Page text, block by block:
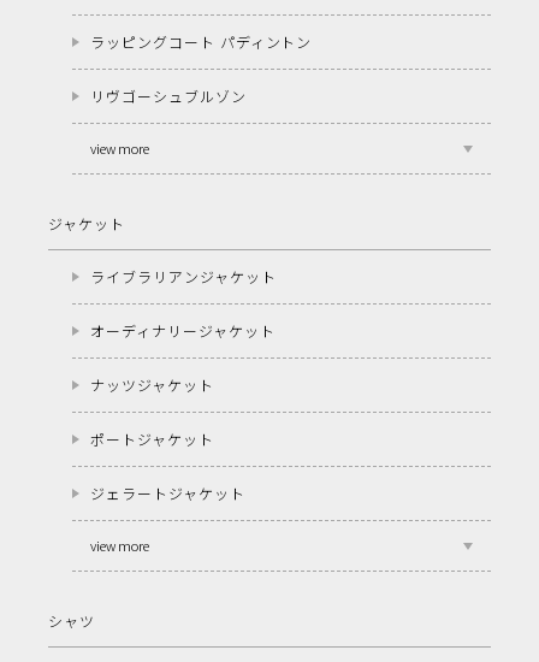
ラッピングコート パディントン
リヴゴーシュブルゾン
view more
ジャケット
ライブラリアンジャケット
オーディナリージャケット
ナッツジャケット
ポートジャケット
ジェラートジャケット
view more
シャツ